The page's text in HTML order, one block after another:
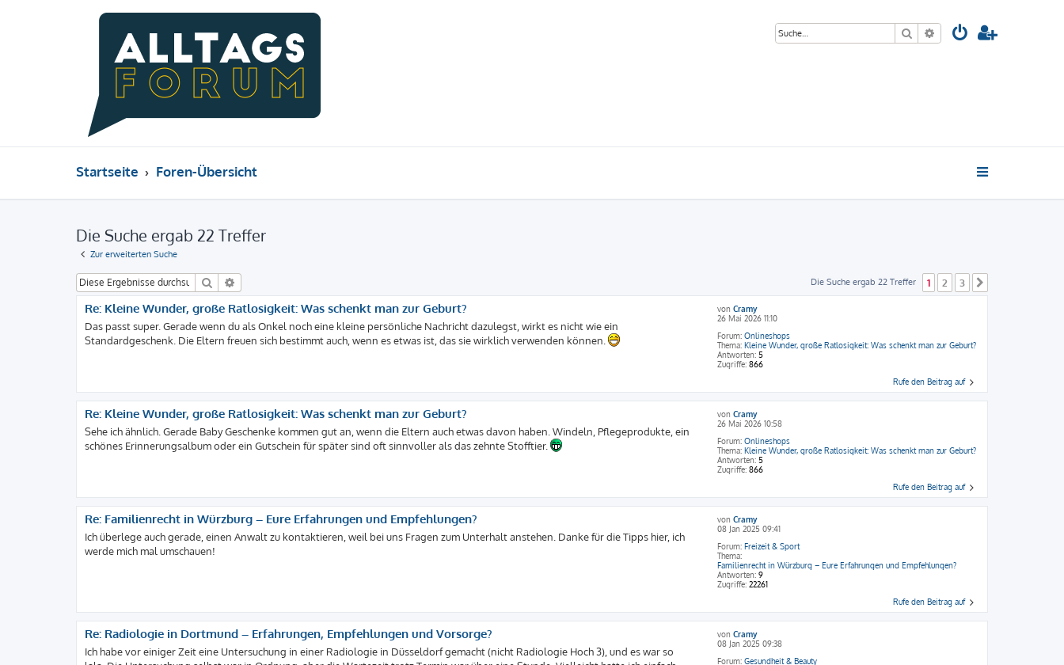
Suche Erweiterte Suche
Startseite Foren-Übersicht
Die Suche ergab 22 Treffer
Zur erweiterten Suche
Suche Die Suche ergab 22 Treffer 1 2 3
von Cramy
26 Mai 2026 11:10
Forum: Onlineshops
Thema: Kleine Wunder, große Ratlosigkeit: Was schenkt man zur Geburt?
Antworten: 5
Zugriffe: 866
Re: Kleine Wunder, große Ratlosigkeit: Was schenkt man zur Geburt?
Das passt super. Gerade wenn du als Onkel noch eine kleine persönliche Nachricht dazulegst, wirkt es nicht wie ein
Standardgeschenk. Die Eltern freuen sich bestimmt auch, wenn es etwas ist, das sie wirklich verwenden können.
Rufe den Beitrag auf
von Cramy
26 Mai 2026 10:58
Forum: Onlineshops
Thema: Kleine Wunder, große Ratlosigkeit: Was schenkt man zur Geburt?
Antworten: 5
Zugriffe: 866
Re: Kleine Wunder, große Ratlosigkeit: Was schenkt man zur Geburt?
Sehe ich ähnlich. Gerade Baby Geschenke kommen gut an, wenn die Eltern auch etwas davon haben. Windeln, Pflegeprodukte, ein
schönes Erinnerungsalbum oder ein Gutschein für später sind oft sinnvoller als das zehnte Stofftier.
Rufe den Beitrag auf
von Cramy
08 Jan 2025 09:41
Forum: Freizeit & Sport
Thema:
Familienrecht in Würzburg – Eure Erfahrungen und Empfehlungen?
Antworten: 9
Zugriffe: 22261
Re: Familienrecht in Würzburg – Eure Erfahrungen und Empfehlungen?
Ich überlege auch gerade, einen Anwalt zu kontaktieren, weil bei uns Fragen zum Unterhalt anstehen. Danke für die Tipps hier, ich
werde mich mal umschauen!
Rufe den Beitrag auf
von Cramy
08 Jan 2025 09:38
Forum: Gesundheit & Beauty
Re: Radiologie in Dortmund – Erfahrungen, Empfehlungen und Vorsorge?
Ich habe vor einiger Zeit eine Untersuchung in einer Radiologie in Düsseldorf gemacht (nicht Radiologie Hoch 3), und es war so